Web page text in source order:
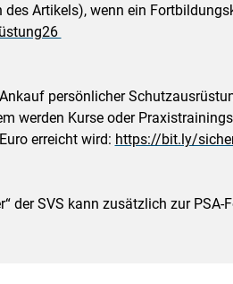
des Artikels), wenn ein
persönlicher
werden Kurse oder
erreicht wird: https://bit.ly/
der SVS kann zusätzlich zur